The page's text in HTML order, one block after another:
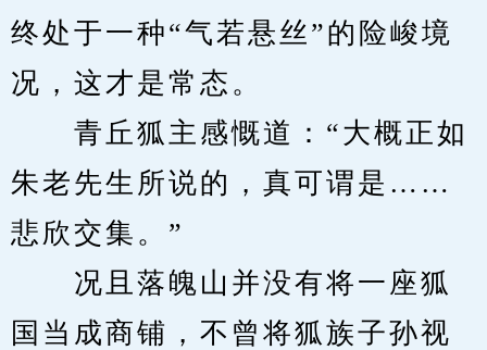
终处于一种“气若悬丝”的险峻境
况，这才是常态。
青丘狐主感慨道：“大概正如
朱老先生所说的，真可谓是……
悲欣交集。”
况且落魄山并没有将一座狐
国当成商铺，不曾将狐族子孙视